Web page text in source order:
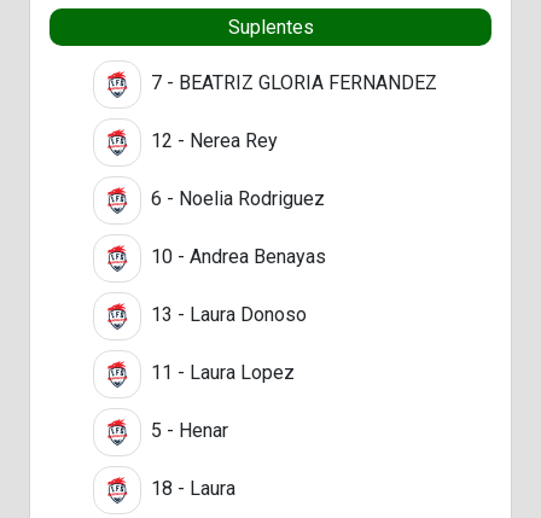
Suplentes
7 - BEATRIZ GLORIA FERNANDEZ
12 - Nerea Rey
6 - Noelia Rodriguez
10 - Andrea Benayas
13 - Laura Donoso
11 - Laura Lopez
5 - Henar
18 - Laura